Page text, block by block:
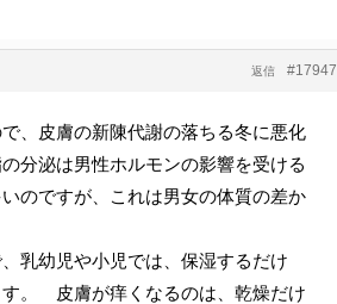
#17947
返信
、皮膚の新陳代謝の落ちる冬に悪化
分泌は男性ホルモンの影響を受ける
のですが、これは男女の体質の差か
乳幼児や小児では、保湿するだけ
。 皮膚が痒くなるのは、乾燥だけ